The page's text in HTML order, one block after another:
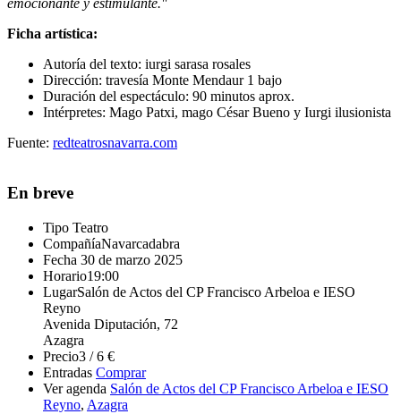
Ficha artística:
Autoría del texto: iurgi sarasa rosales
Dirección: travesía Monte Mendaur 1 bajo
Duración del espectáculo: 90 minutos aprox.
Intérpretes: Mago Patxi, mago César Bueno y Iurgi ilusionista
Fuente: redteatrosnavarra.com
En breve
Tipo Teatro
CompañíaNavarcadabra
Fecha 30 de marzo 2025
Horario19:00
LugarSalón de Actos del CP Francisco Arbeloa e IESO
Reyno
Avenida Diputación, 72
Azagra
Precio3 / 6 €
Entradas Comprar
Ver agenda Salón de Actos del CP Francisco Arbeloa e IESO
Reyno, Azagra